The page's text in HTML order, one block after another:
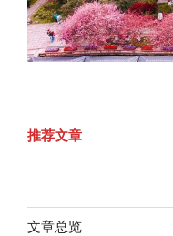
推荐文章
文章总览